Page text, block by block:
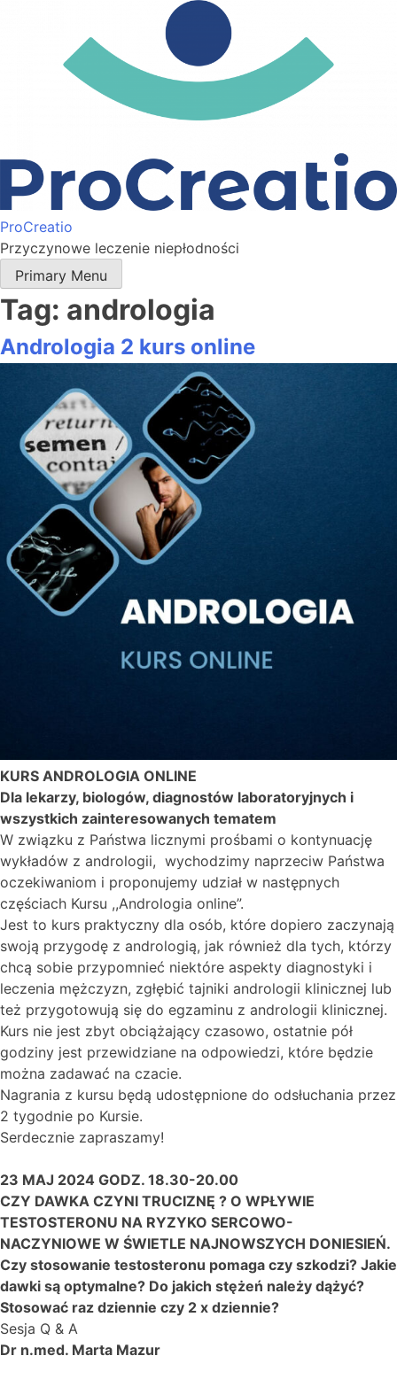
ProCreatio
Przyczynowe leczenie niepłodności
Primary Menu
Tag: andrologia
Andrologia 2 kurs online
KURS ANDROLOGIA ONLINE
Dla lekarzy, biologów, diagnostów laboratoryjnych i
wszystkich zainteresowanych tematem
W związku z Państwa licznymi prośbami o kontynuację
wykładów z andrologii, wychodzimy naprzeciw Państwa
oczekiwaniom i proponujemy udział w następnych
częściach Kursu ,,Andrologia online”.
Jest to kurs praktyczny dla osób, które dopiero zaczynają
swoją przygodę z andrologią, jak również dla tych, którzy
chcą sobie przypomnieć niektóre aspekty diagnostyki i
leczenia mężczyzn, zgłębić tajniki andrologii klinicznej lub
też przygotowują się do egzaminu z andrologii klinicznej.
Kurs nie jest zbyt obciążający czasowo, ostatnie pół
godziny jest przewidziane na odpowiedzi, które będzie
można zadawać na czacie.
Nagrania z kursu będą udostępnione do odsłuchania przez
2 tygodnie po Kursie.
Serdecznie zapraszamy!
23 MAJ 2024 GODZ. 18.30-20.00
CZY DAWKA CZYNI TRUCIZNĘ ? O WPŁYWIE
TESTOSTERONU NA RYZYKO SERCOWO-
NACZYNIOWE W ŚWIETLE NAJNOWSZYCH DONIESIEŃ.
Czy stosowanie testosteronu pomaga czy szkodzi? Jakie
dawki są optymalne? Do jakich stężeń należy dążyć?
Stosować raz dziennie czy 2 x dziennie?
Sesja Q & A
Dr n.med. Marta Mazur